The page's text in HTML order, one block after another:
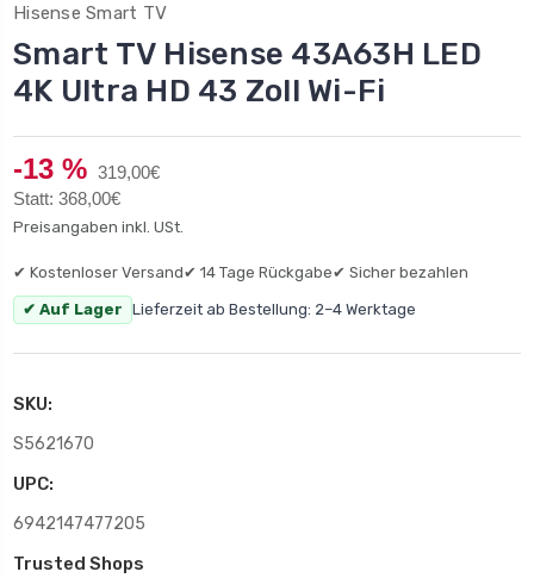
Hisense Smart TV
Smart TV Hisense 43A63H LED
4K Ultra HD 43 Zoll Wi-Fi
-13 % 319,00€
Statt: 368,00€
Preisangaben inkl. USt.
✔ Kostenloser Versand✔ 14 Tage Rückgabe✔ Sicher bezahlen
✔ Auf Lager Lieferzeit ab Bestellung: 2–4 Werktage
SKU:
S5621670
UPC:
6942147477205
Trusted Shops